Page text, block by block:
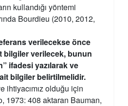
kullandığı yöntemi
Bourdieu (2010, 2012,
verilecekse önce
bilgiler verilecek, bunun
ifadesi yazılarak ve
bilgiler belirtilmelidir.
ihtiyacımız olduğu için
1973: 408 aktaran Bauman,